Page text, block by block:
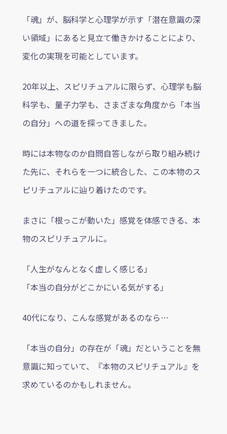
「魂」が、脳科学と心理学が示す「潜在意識の深
い領域」にあると見立て働きかけることにより、
変化の実現を可能としています。
20年以上、スピリチュアルに限らず、心理学も脳
科学も、量子力学も、さまざまな角度から「本当
の自分」への道を探ってきました。
時には本物なのか自問自答しながら取り組み続け
た先に、それらを一つに統合した、この本物のス
ピリチュアルに辿り着けたのです。
まさに「根っこが動いた」感覚を体感できる、本
物のスピリチュアルに。
「人生がなんとなく虚しく感じる」
「本当の自分がどこかにいる気がする」
40代になり、こんな感覚があるのなら…
「本当の自分」の存在が「魂」だということを無
意識に知っていて、『本物のスピリチュアル』を
求めているのかもしれません。